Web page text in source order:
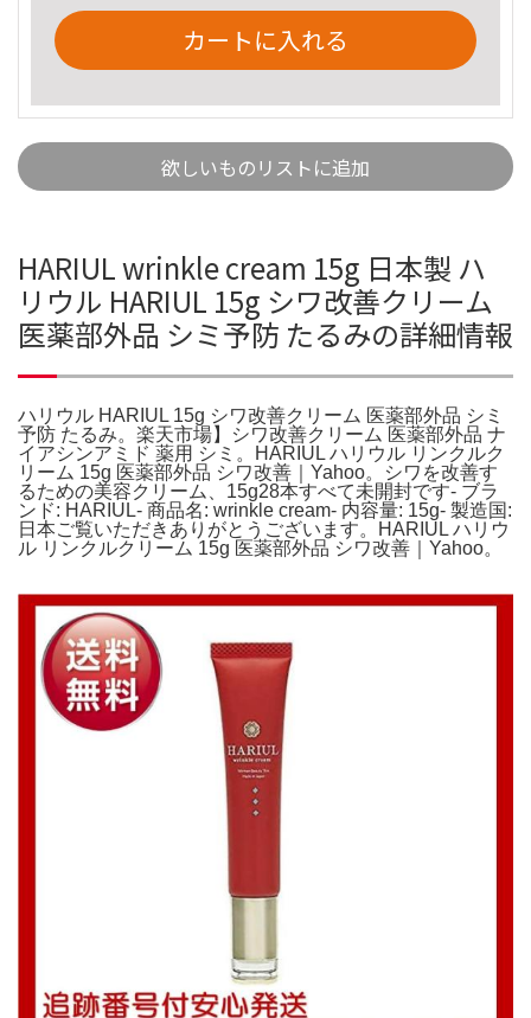
カートに入れる
欲しいものリストに追加
HARIUL wrinkle cream 15g 日本製 ハ
リウル HARIUL 15g シワ改善クリーム
医薬部外品 シミ予防 たるみの詳細情報
ハリウル HARIUL 15g シワ改善クリーム 医薬部外品 シミ
予防 たるみ。楽天市場】シワ改善クリーム 医薬部外品 ナ
イアシンアミド 薬用 シミ。HARIUL ハリウル リンクルク
リーム 15g 医薬部外品 シワ改善｜Yahoo。シワを改善す
るための美容クリーム、15g28本すべて未開封です- ブラ
ンド: HARIUL- 商品名: wrinkle cream- 内容量: 15g- 製造国:
日本ご覧いただきありがとうございます。HARIUL ハリウ
ル リンクルクリーム 15g 医薬部外品 シワ改善｜Yahoo。